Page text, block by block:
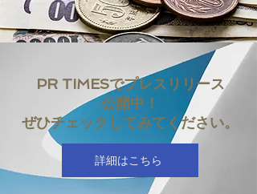
PR TIMESでプレスリリース
公開中！
ぜひチェックしてみてください。
詳細はこちら